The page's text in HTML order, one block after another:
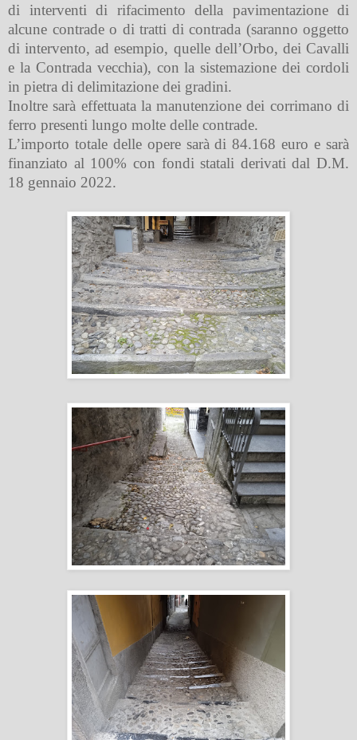
di interventi di rifacimento della pavimentazione di
alcune contrade o di tratti di contrada (saranno oggetto
di intervento, ad esempio, quelle dell’Orbo, dei Cavalli
e la Contrada vecchia), con la sistemazione dei cordoli
in pietra di delimitazione dei gradini.
Inoltre sarà effettuata la manutenzione dei corrimano di
ferro presenti lungo molte delle contrade.
L’importo totale delle opere sarà di 84.168 euro e sarà
finanziato al 100% con fondi statali derivati dal D.M.
18 gennaio 2022.